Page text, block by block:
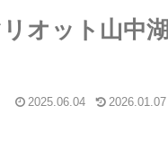
オット山中湖
2025.06.04 2026.01.07